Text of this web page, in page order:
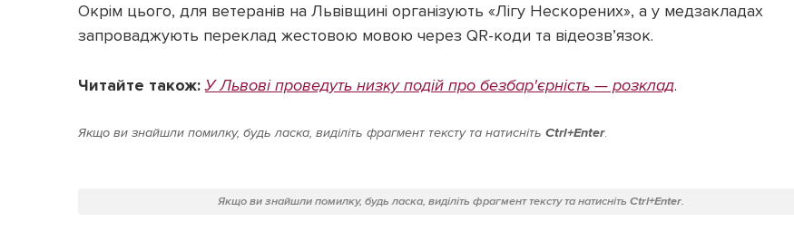
Окрім цього, для ветеранів на Львівщині організують «Лігу Нескорених», а у медзакладах
запроваджують переклад жестовою мовою через QR-коди та відеозв’язок.
Читайте також: У Львові проведуть низку подій про безбар'єрність — розклад.
Якщо ви знайшли помилку, будь ласка, виділіть фрагмент тексту та натисніть Ctrl+Enter.
Якщо ви знайшли помилку, будь ласка, виділіть фрагмент тексту та натисніть Ctrl+Enter.